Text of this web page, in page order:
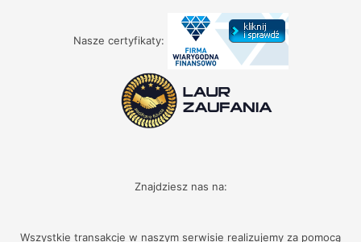
Nasze certyfikaty:
Znajdziesz nas na:
Wszystkie transakcje w naszym serwisie realizujemy za pomocą